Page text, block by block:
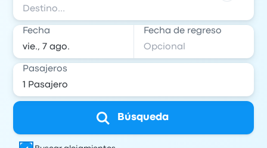
Fecha Fecha de regreso
Pasajeros
Búsqueda